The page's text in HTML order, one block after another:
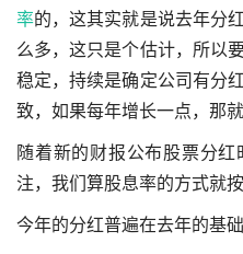
率的，这其实就是说去年分
么多，这只是个估计，所以
稳定，持续是确定公司有分
致，如果每年增长一点，那
随着新的财报公布股票分
注，我们算股息率的方式就
今年的分红普遍在去年的基